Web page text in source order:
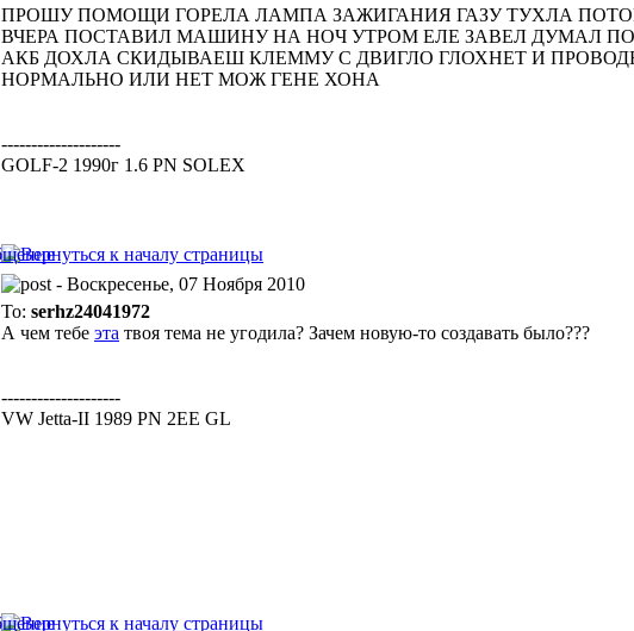
ПРОШУ ПОМОЩИ ГОРЕЛА ЛАМПА ЗАЖИГАНИЯ ГАЗУ ТУХЛА
ВЧЕРА ПОСТАВИЛ МАШИНУ НА НОЧ УТРОМ ЕЛЕ ЗАВЕЛ ДУМАЛ
АКБ ДОХЛА СКИДЫВАЕШ КЛЕММУ С ДВИГЛО ГЛОХНЕТ И
НОРМАЛЬНО ИЛИ НЕТ МОЖ ГЕНЕ ХОНА
--------------------
GOLF-2 1990г 1.6 PN SOLEX
- Воскресенье, 07 Ноября 2010
To: serhz24041972
А чем тебе эта твоя тема не угодила? Зачем новую-то создавать было???
--------------------
VW Jetta-II 1989 PN 2EE GL